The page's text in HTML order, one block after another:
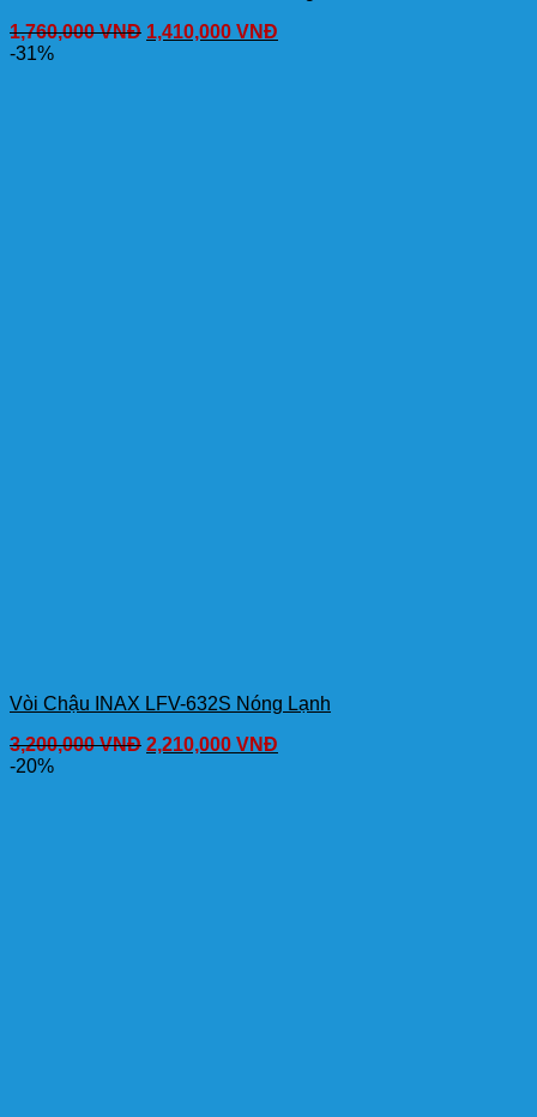
1,760,000VNĐ 1,410,000 VNĐ
-31%
Vòi Chậu INAX LFV-632S Nóng Lạnh
3,200,000VNĐ 2,210,000 VNĐ
-20%